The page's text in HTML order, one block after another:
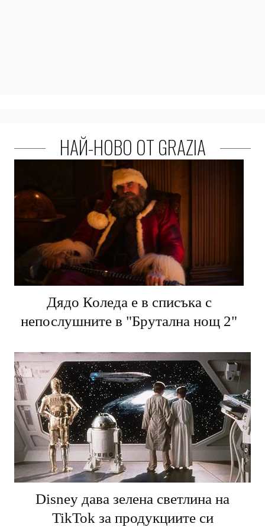
НАЙ-НОВО ОТ GRAZIA
Дядо Коледа е в списъка с
непослушните в "Брутална нощ 2"
Disney дава зелена светлина на
TikTok за продукциите си